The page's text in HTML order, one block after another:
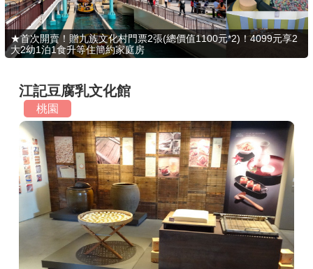
好康優惠
最新消息
最新留言
商家合作
推薦景點
討論區
★首次開賣！贈九族文化村門票2張(總價值1100元*2)！4099元享2
大2幼1泊1食升等住簡約家庭房
江記豆腐乳文化館
桃園